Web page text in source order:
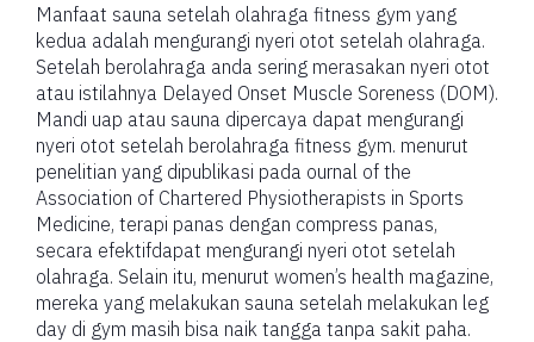
Manfaat sauna setelah olahraga fitness gym yang
kedua adalah mengurangi nyeri otot setelah olahraga.
Setelah berolahraga anda sering merasakan nyeri otot
atau istilahnya Delayed Onset Muscle Soreness (DOM).
Mandi uap atau sauna dipercaya dapat mengurangi
nyeri otot setelah berolahraga fitness gym. menurut
penelitian yang dipublikasi pada ournal of the
Association of Chartered Physiotherapists in Sports
Medicine, terapi panas dengan compress panas,
secara efektifdapat mengurangi nyeri otot setelah
olahraga. Selain itu, menurut women’s health magazine,
mereka yang melakukan sauna setelah melakukan leg
day di gym masih bisa naik tangga tanpa sakit paha.